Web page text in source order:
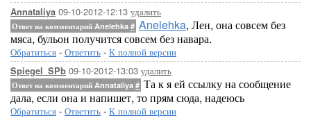
Annataliya 09-10-2012-12:13 удалить
Ответ на комментарий Anelehka # Anelehka, Лен, она совсем без
мяса, бульон получится совсем без навара.
Обратиться - Ответить - К полной версии
Spiegel_SPb 09-10-2012-13:03 удалить
Ответ на комментарий Annataliya # Та к я ей ссылку на сообщение
дала, если она и напишет, то прям сюда, надеюсь
Обратиться - Ответить - К полной версии